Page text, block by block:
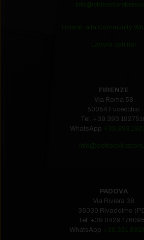
Unisciti alla Community
Lavora con noi
FIRENZE
Via Roma 58
50054 Fucecchio
Tel.
WhatsApp
PADOVA
Via Riviera 38
35030 Rivadolmo
Tel.
WhatsApp